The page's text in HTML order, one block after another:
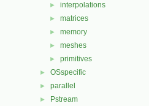
► interpolations
► matrices
► memory
► meshes
► primitives
► OSspecific
► parallel
► Pstream